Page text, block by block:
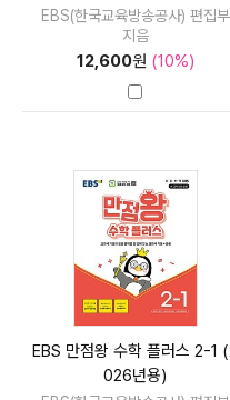
EBS(한국교육방송공사) 편집부
지음
12,600원 (10%)
EBS 만점왕 수학 플러스 2-1
026년용)